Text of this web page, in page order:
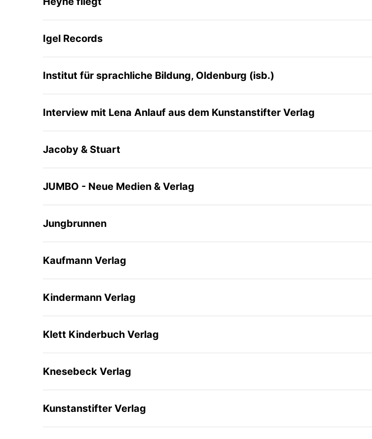
Igel Records
Institut für sprachliche Bildung, Oldenburg (isb.)
Interview mit Lena Anlauf aus dem Kunstanstifter Verlag
Jacoby & Stuart
JUMBO - Neue Medien & Verlag
Jungbrunnen
Kaufmann Verlag
Kindermann Verlag
Klett Kinderbuch Verlag
Knesebeck Verlag
Kunstanstifter Verlag